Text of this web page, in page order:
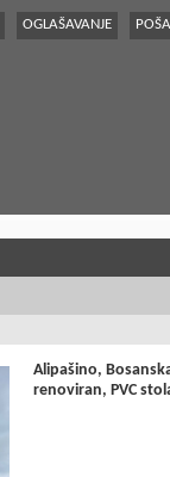
OGLAŠAVANJE
Alipašino,
renoviran, PVC